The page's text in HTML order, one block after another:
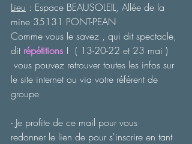
Lieu : Espace BEAUSOLEIL, Allée de la
mine 35131 PONT-PEAN
Comme vous le savez , qui dit spectacle,
dit répétitions !  ( 13-20-22 et 23 mai )
vous pouvez retrouver toutes les infos sur
le site internet ou via votre référent de
groupe
- Je profite de ce mail pour vous
redonner le lien de pour s'inscrire en tant